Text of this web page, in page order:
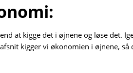
at kigge det i øjnene og løse det.
kigger vi økonomien i øjnene, så